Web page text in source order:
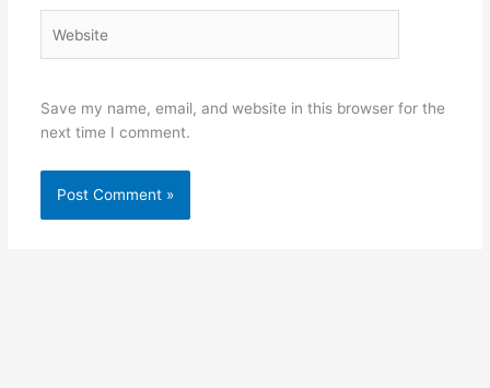
Save my name, email, and website in this browser for the
next time I comment.